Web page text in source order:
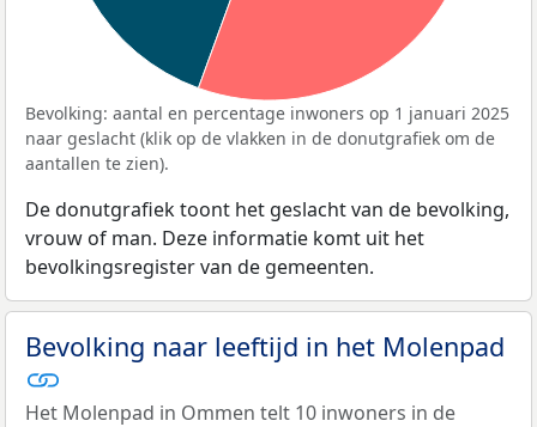
Bevolking: aantal en percentage inwoners op 1 januari 2025
naar geslacht (klik op de vlakken in de donutgrafiek om de
aantallen te zien).
De donutgrafiek toont het geslacht van de bevolking,
vrouw of man. Deze informatie komt uit het
bevolkingsregister van de gemeenten.
Bevolking naar leeftijd in het Molenpad
Het Molenpad in Ommen telt 10 inwoners in de